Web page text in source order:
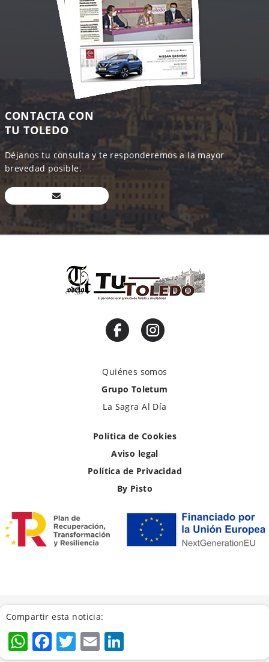
CONTACTA CON
TU TOLEDO
Déjanos tu consulta y te responderemos a la mayor
brevedad posible.
Quiénes somos
Grupo Toletum
La Sagra Al Día
Política de Cookies
Aviso legal
Política de Privacidad
By Pisto
Compartir esta noticia:
WhatsApp
Facebook
Twitter
Email